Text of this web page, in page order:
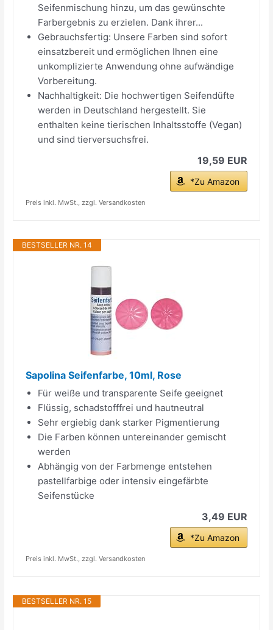
Seifenmischung hinzu, um das gewünschte
Farbergebnis zu erzielen. Dank ihrer...
Gebrauchsfertig: Unsere Farben sind sofort
einsatzbereit und ermöglichen Ihnen eine
unkomplizierte Anwendung ohne aufwändige
Vorbereitung.
Nachhaltigkeit: Die hochwertigen Seifendüfte
werden in Deutschland hergestellt. Sie
enthalten keine tierischen Inhaltsstoffe (Vegan)
und sind tierversuchsfrei.
19,59 EUR
*Zu Amazon
Preis inkl. MwSt., zzgl. Versandkosten
BESTSELLER NR. 14
Sapolina Seifenfarbe, 10ml, Rose
Für weiße und transparente Seife geeignet
Flüssig, schadstofffrei und hautneutral
Sehr ergiebig dank starker Pigmentierung
Die Farben können untereinander gemischt
werden
Abhängig von der Farbmenge entstehen
pastellfarbige oder intensiv eingefärbte
Seifenstücke
3,49 EUR
*Zu Amazon
Preis inkl. MwSt., zzgl. Versandkosten
BESTSELLER NR. 15